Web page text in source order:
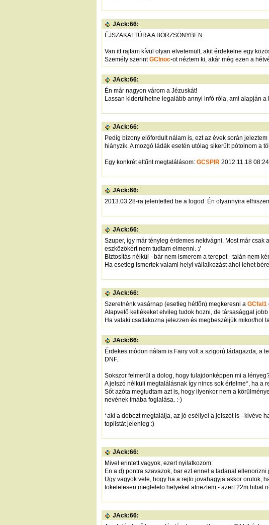
JAck:66:
ÉJSZAKAI TÚRA A BÖRZSÖNYBEN
Van itt rajtam kívül olyan elvetemült, akit érdekelne egy
Személy szerintGCInoc-ot néztem ki, akár még ezen a
JAck:66:
Én már nagyon várom a Jézuskát!
Lassan kiderülhetne legalább annyi infó róla, ami alapján
JAck:66:
Pedig bizony előfordult nálam is, ezt az évek során
hiányzik. A mozgó ládák esetén utólag sikerült pótolnom a
Egy konkrét eltűnt megtalálásom: GCSPIR 2012.11.18 08:24
JAck:66:
2013.03.28-ra jelentetted be a logod. Én olyannyira
JAck:66:
Szuper, így már tényleg érdemes nekivágni. Most már
eszközökért nem tudtam elmenni. :/
Biztosítás nélkül - bár nem ismerem a terepet - talán nem
Ha esetleg ismertek valami helyi vállalkozást ahol lehet
JAck:66:
Szeretnénk vasárnap (esetleg hétfőn) megkeresni a GCfal1
Alapvető kellékeket elvileg tudok hozni, de társasággal
Ha valaki csatlakozna jelezzen és megbeszéljük mikor/hol
JAck:66:
Érdekes módon nálam is Fairy volt a szigorú ládagazda, a
DNF.
Sokszor felmerül a dolog, hogy tulajdonképpen mi a
A jelszó nélküli megtalálásnak így nincs sok értelme*, ha a
Sőt azóta megtudtam azt is, hogy ilyenkor nem a
nevének imába foglalása. :-)
*aki a dobozt megtalálja, az jó eséllyel a jelszót is - kivéve
toplistát jelenleg :)
JAck:66:
Mivel erintett vagyok, ezert nyilatkozom:
En a d) pontra szavazok, bar ezt ennel a ladanal
Ugy vagyok vele, hogy ha a rejto jovahagyja akkor orulok,
tokeletesen megfelelo helyeket atneztem - azert 22m hibat
JAck:66: